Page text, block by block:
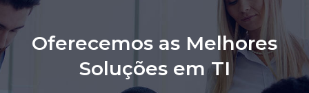
Oferecemos as Melhores
Soluções em TI